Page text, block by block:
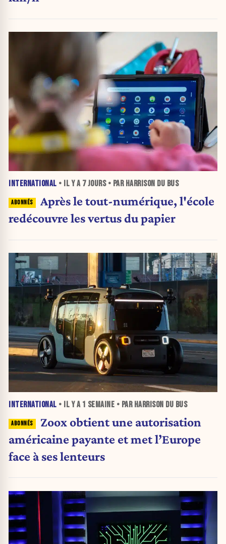
INTERNATIONAL • IL Y A 7 JOURS• PAR HARRISON DU BUS
Après le tout-numérique, l'école
redécouvre les vertus du papier
INTERNATIONAL • IL Y A 1 SEMAINE • PAR HARRISON DU BUS
Zoox obtient une autorisation
américaine payante et met l’Europe
face à ses lenteurs